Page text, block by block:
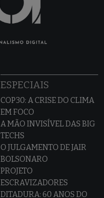
ESPECIAIS
COP30: A CRISE DO CLIMA
EM FOCO
A MÃO INVISÍVEL DAS BIG
TECHS
O JULGAMENTO DE JAIR
BOLSONARO
PROJETO
ESCRAVIZADORES
DITADURA: 60 ANOS DO